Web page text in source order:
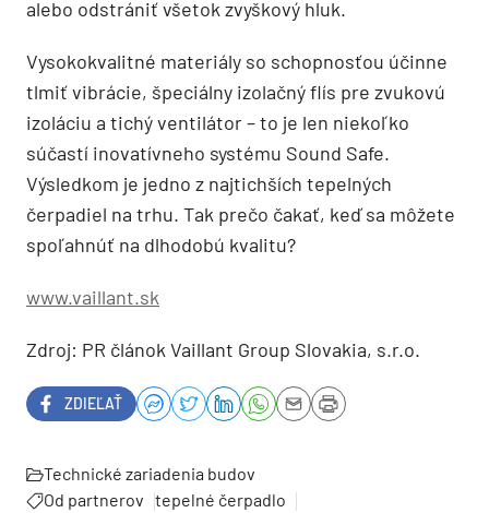
alebo odstrániť všetok zvyškový hluk.
Vysokokvalitné materiály so schopnosťou účinne
tlmiť vibrácie, špeciálny izolačný flís pre zvukovú
izoláciu a tichý ventilátor – to je len niekoľko
súčastí inovatívneho systému Sound Safe.
Výsledkom je jedno z najtichších tepelných
čerpadiel na trhu. Tak prečo čakať, keď sa môžete
spoľahnúť na dlhodobú kvalitu?
www.vaillant.sk
Zdroj: PR článok Vaillant Group Slovakia, s.r.o.
ZDIEĽAŤ
Technické zariadenia budov
Od partnerov tepelné čerpadlo